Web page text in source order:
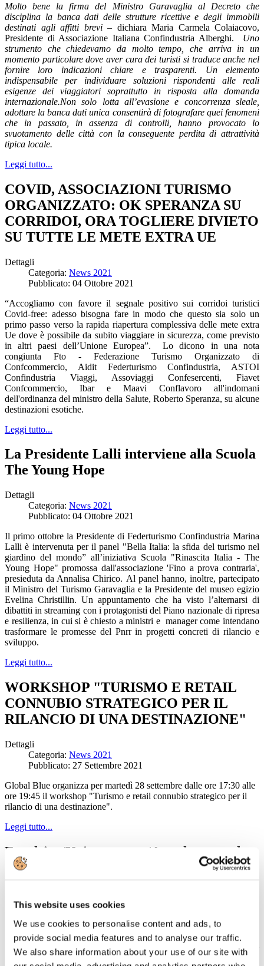
This website uses cookies
We use cookies to personalise content and ads, to
provide social media features and to analyse our traffic.
We also share information about your use of our site with
Molto bene la firma del Ministro Garavaglia al Decreto che
disciplina la banca dati delle strutture ricettive e degli immobili
destinati agli affitti brevi– dichiara Maria Carmela Colaiacovo,
Presidente di Associazione Italiana Confindustria Alberghi. Uno
strumento che chiedevamo da molto tempo, che arriva in un
momento particolare dove aver cura dei turisti si traduce anche nel
fornire loro indicazioni chiare e trasparenti. Un elemento
indispensabile per individuare soluzioni rispondenti alle reali
esigenze dei viaggiatori soprattutto in risposta alla domanda
internazionale.Non solo lotta all’evasione e concorrenza sleale,
adottare la banca dati unica consentirà di fotografare quei fenomeni
che in passato, in assenza di controlli, hanno provocato lo
svuotamento delle città con la conseguente perdita di attrattività
tipica locale.
Leggi tutto...
COVID, ASSOCIAZIONI TURISMO
ORGANIZZATO: OK SPERANZA SU
CORRIDOI, ORA TOGLIERE DIVIETO
SU TUTTE LE METE EXTRA UE
Dettagli
Categoria: News 2021
Pubblicato: 04 Ottobre 2021
“Accogliamo con favore il segnale positivo sui corridoi turistici
Covid-free: adesso bisogna fare in modo che questo sia solo un
primo passo verso la rapida riapertura complessiva delle mete extra
Ue dove è possibile da subito viaggiare in sicurezza, come previsto
in altri paesi dell’Unione Europea”. Lo dicono in una nota
congiunta Fto - Federazione Turismo Organizzato di
Confcommercio, Aidit Federturismo Confindustria, ASTOI
Confindustria Viaggi, Assoviaggi Confesercenti, Fiavet
Confcommercio, Ibar e Maavi Conflavoro all'indomani
dell'ordinanza del ministro della Salute, Roberto Speranza, su alcune
destinazioni esotiche.
Leggi tutto...
La Presidente Lalli interviene alla Scuola
The Young Hope
Dettagli
Categoria: News 2021
Pubblicato: 04 Ottobre 2021
Il primo ottobre la Presidente di Federturismo Confindustria Marina
Lalli è intervenuta per il panel "Bella Italia: la sfida del turismo nel
giardino del mondo” all’iniziativa Scuola "Rinascita Italia - The
Young Hope" promossa dall'associazione 'Fino a prova contraria',
presieduta da Annalisa Chirico. Al panel hanno, inoltre, partecipato
il Ministro del Turismo Garavaglia e la Presidente del museo egizio
Evelina Christillin. Un appuntamento che ha visto l’alternarsi di
dibattiti in streaming con i protagonisti del Piano nazionale di ripresa
e resilienza, in cui si è chiesto a ministri e manager come intendano
trasformare le promesse del Pnrr in progetti concreti di rilancio e
sviluppo.
Leggi tutto...
WORKSHOP "TURISMO E RETAIL
CONNUBIO STRATEGICO PER IL
RILANCIO DI UNA DESTINAZIONE"
Dettagli
Categoria: News 2021
Pubblicato: 27 Settembre 2021
Global Blue organizza per martedì 28 settembre dalle ore 17:30 alle
ore 19:45 il workshop "Turismo e retail connubio strategico per il
rilancio di una destinazione".
Leggi tutto...
Excelsior/Unioncamere/Anpal: cresce la
domanda di lavoro nei servizi turistic
Categoria: News 2021
I dati del Bollettino del Sistema informativo Excelsior, realizzato da
Unioncamere e Anpal, rivelano che sono stati circa 257mila i
lavoratori ricercati dalle imprese per il mese di agosto, +3,7%